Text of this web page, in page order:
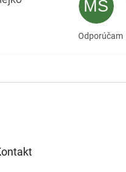
je 5 z 5 hviezdičiek.
MŠ
Odporúčam